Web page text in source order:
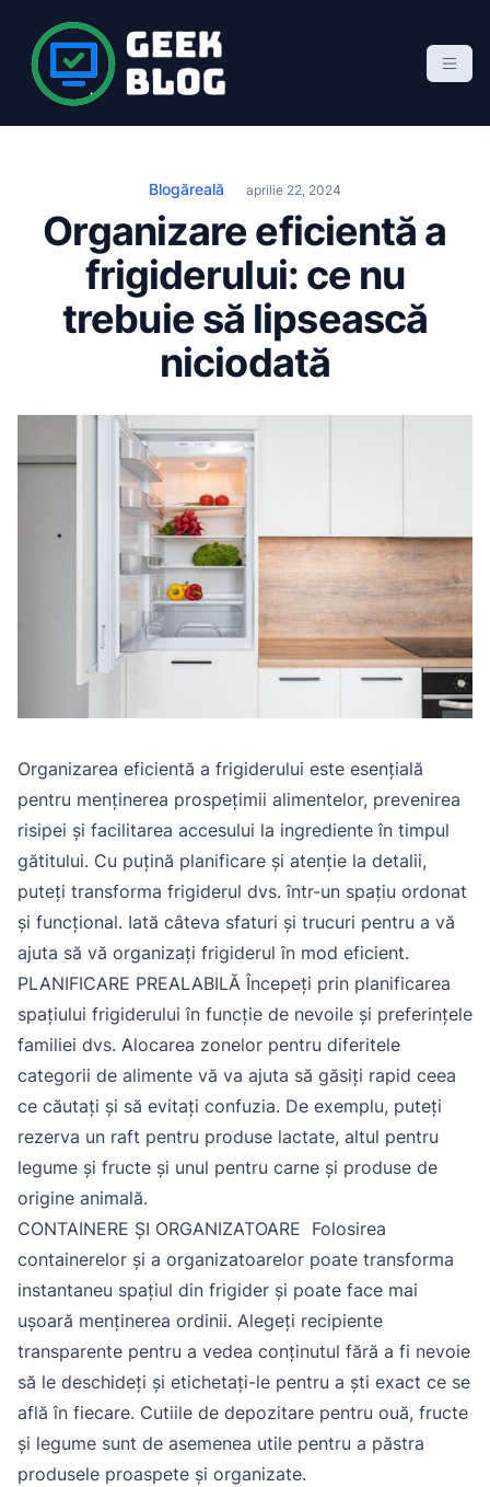
t Geek Blog
blog de marketing online
Blogăreală aprilie 22, 2024
Organizare eficientă a
frigiderului: ce nu
trebuie să lipsească
niciodată
Organizarea eficientă a frigiderului este esențială
pentru menținerea prospețimii alimentelor, prevenirea
risipei și facilitarea accesului la ingrediente în timpul
gătitului. Cu puțină planificare și atenție la detalii,
puteți transforma frigiderul dvs. într-un spațiu ordonat
și funcțional. Iată câteva sfaturi și trucuri pentru a vă
ajuta să vă organizați frigiderul în mod eficient.
PLANIFICARE PREALABILĂ Începeți prin planificarea
spațiului frigiderului în funcție de nevoile și preferințele
familiei dvs. Alocarea zonelor pentru diferitele
categorii de alimente vă va ajuta să găsiți rapid ceea
ce căutați și să evitați confuzia. De exemplu, puteți
rezerva un raft pentru produse lactate, altul pentru
legume și fructe și unul pentru carne și produse de
origine animală.
CONTAINERE ȘI ORGANIZATOARE Folosirea
containerelor și a organizatoarelor poate transforma
instantaneu spațiul din frigider și poate face mai
ușoară menținerea ordinii. Alegeți recipiente
transparente pentru a vedea conținutul fără a fi nevoie
să le deschideți și etichetați-le pentru a ști exact ce se
află în fiecare. Cutiile de depozitare pentru ouă, fructe
și legume sunt de asemenea utile pentru a păstra
produsele proaspete și organizate.